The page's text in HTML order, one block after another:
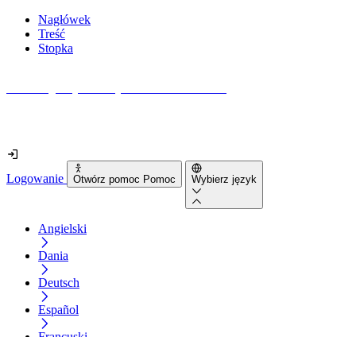
Nagłówek
Treść
Stopka
Logowanie Otwórz pomoc Pomoc Wybierz język
Angielski
Dania
Deutsch
Español